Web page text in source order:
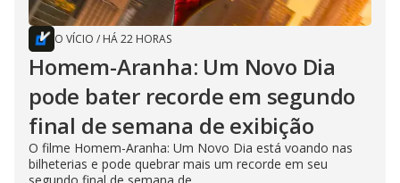
O VÍCIO / HÁ 22 HORAS
Homem-Aranha: Um Novo Dia
pode bater recorde em segundo
final de semana de exibição
O filme Homem-Aranha: Um Novo Dia está voando nas
bilheterias e pode quebrar mais um recorde em seu